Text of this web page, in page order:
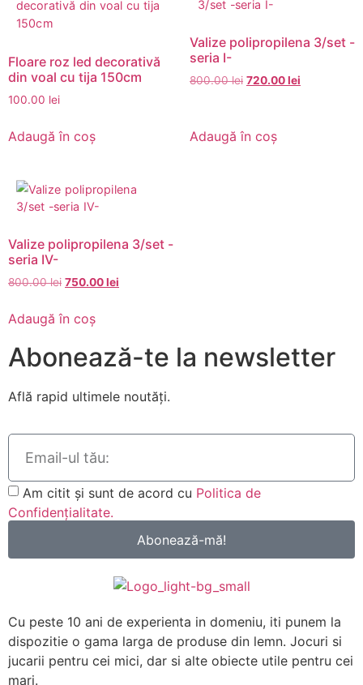
Floare roz led decorativă
din voal cu tija 150cm
100.00 lei
Adaugă în coș
Valize polipropilena 3/set -
seria I-
800.00lei 720.00lei
Adaugă în coș
Valize polipropilena 3/set -
seria IV-
800.00lei 750.00lei
Adaugă în coș
Abonează-te la newsletter
Află rapid ultimele noutăți.
Am citit și sunt de acord cu Politica de
Confidențialitate.
Abonează-mă!
Cu peste 10 ani de experienta in domeniu, iti punem la
dispozitie o gama larga de produse din lemn. Jocuri si
jucarii pentru cei mici, dar si alte obiecte utile pentru cei
mari.